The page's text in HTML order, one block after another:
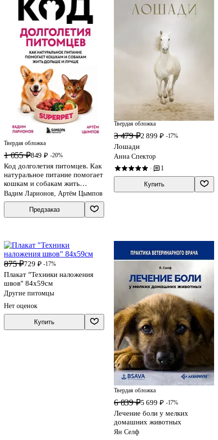
Твердая обложка
1 055 ₽849 ₽ -20%
Код долголетия питомцев. Как
натуральное питание помогает
кошкам и собакам жить
дольше и лучше
Вадим Ларионов, Артём Цымпов
Предзаказ
Твердая обложка
3 479 ₽2 899 ₽ -17%
Лошади
Анна Спектор
· 1
Купить
875 ₽729 ₽ -17%
Плакат "Техники наложения
швов" 84х59см
Другие питомцы
Нет оценок
Купить
Твердая обложка
6 839 ₽5 699 ₽ -17%
Лечение боли у мелких
домашних животных
Ян Селф